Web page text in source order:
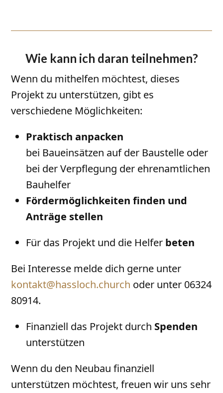
Wie kann ich daran teilnehmen?
Wenn du mithelfen möchtest, dieses
Projekt zu unterstützen, gibt es
verschiedene Möglichkeiten:
Praktisch anpacken
bei Baueinsätzen auf der Baustelle oder
bei der Verpflegung der ehrenamtlichen
Bauhelfer
Fördermöglichkeiten finden und
Anträge stellen
Für das Projekt und die Helfer beten
Bei Interesse melde dich gerne unter
kontakt@hassloch.church oder unter 06324
80914.
Finanziell das Projekt durch Spenden
unterstützen
Wenn du den Neubau finanziell
unterstützen möchtest, freuen wir uns sehr